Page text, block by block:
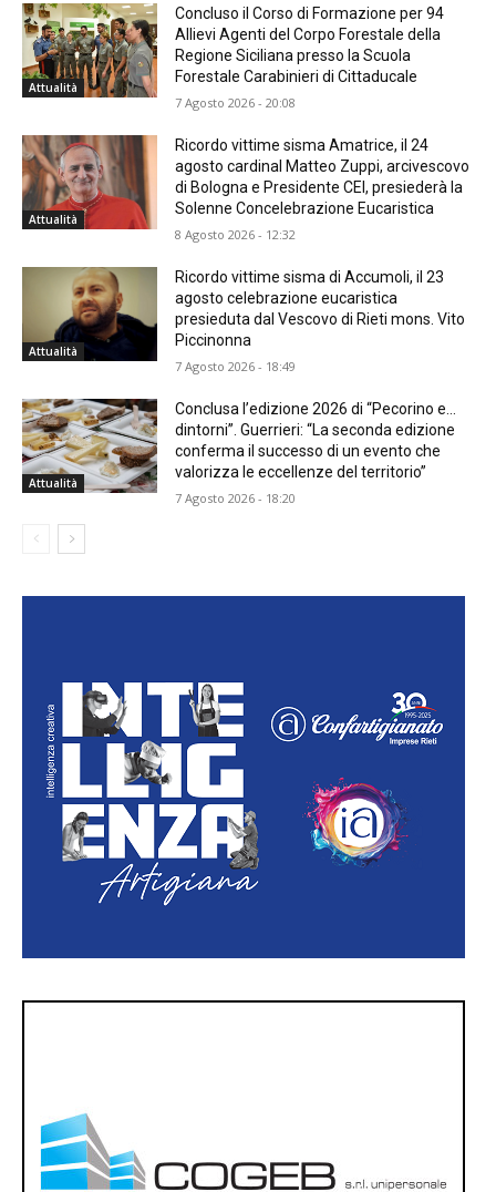
Attualità
Concluso il Corso di Formazione per 94
Allievi Agenti del Corpo Forestale della
Regione Siciliana presso la Scuola
Forestale Carabinieri di Cittaducale
7 Agosto 2026 - 20:08
Attualità
Ricordo vittime sisma Amatrice, il 24
agosto cardinal Matteo Zuppi, arcivescovo
di Bologna e Presidente CEI, presiederà la
Solenne Concelebrazione Eucaristica
8 Agosto 2026 - 12:32
Attualità
Ricordo vittime sisma di Accumoli, il 23
agosto celebrazione eucaristica
presieduta dal Vescovo di Rieti mons. Vito
Piccinonna
7 Agosto 2026 - 18:49
Attualità
Conclusa l’edizione 2026 di “Pecorino e…
dintorni”. Guerrieri: “La seconda edizione
conferma il successo di un evento che
valorizza le eccellenze del territorio”
7 Agosto 2026 - 18:20